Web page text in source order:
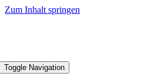
Zum Inhalt springen
Toggle Navigation